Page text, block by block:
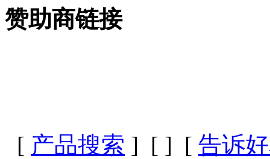
赞助商链接
[ 产品搜索 ] [ ] [ 告诉